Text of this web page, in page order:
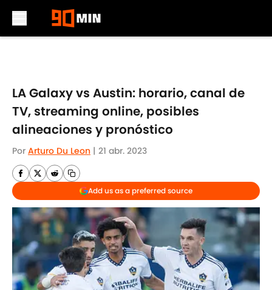
LA Galaxy vs Austin: horario, canal de
TV, streaming online, posibles
alineaciones y pronóstico
Por Arturo Du Leon | 21 abr. 2023
Add us as a preferred source